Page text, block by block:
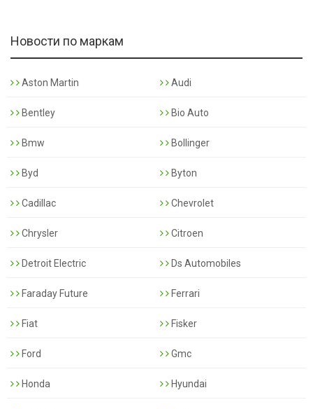
Новости по маркам
Aston Martin Audi
Bentley Bio Auto
Bmw Bollinger
Byd Byton
Cadillac Chevrolet
Chrysler Citroen
Detroit Electric Ds Automobiles
Faraday Future Ferrari
Fiat Fisker
Ford Gmc
Honda Hyundai